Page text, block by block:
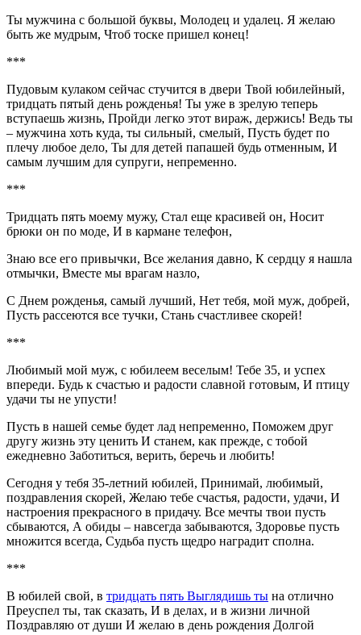
Ты мужчина с большой буквы, Молодец и удалец. Я желаю
быть же мудрым, Чтоб тоске пришел конец!
***
Пудовым кулаком сейчас стучится в двери Твой юбилейный,
тридцать пятый день рожденья! Ты уже в зрелую теперь
вступаешь жизнь, Пройди легко этот вираж, держись! Ведь ты
– мужчина хоть куда, ты сильный, смелый, Пусть будет по
плечу любое дело, Ты для детей папашей будь отменным, И
самым лучшим для супруги, непременно.
***
Тридцать пять моему мужу, Стал еще красивей он, Носит
брюки он по моде, И в кармане телефон,
Знаю все его привычки, Все желания давно, К сердцу я нашла
отмычки, Вместе мы врагам назло,
С Днем рожденья, самый лучший, Нет тебя, мой муж, добрей,
Пусть рассеются все тучки, Стань счастливее скорей!
***
Любимый мой муж, с юбилеем веселым! Тебе 35, и успех
впереди. Будь к счастью и радости славной готовым, И птицу
удачи ты не упусти!
Пусть в нашей семье будет лад непременно, Поможем друг
другу жизнь эту ценить И станем, как прежде, с тобой
ежедневно Заботиться, верить, беречь и любить!
Сегодня у тебя 35-летний юбилей, Принимай, любимый,
поздравления скорей, Желаю тебе счастья, радости, удачи, И
настроения прекрасного в придачу. Все мечты твои пусть
сбываются, А обиды – навсегда забываются, Здоровье пусть
множится всегда, Судьба пусть щедро наградит сполна.
***
В юбилей свой, в тридцать пять Выглядишь ты на отлично
Преуспел ты, так сказать, И в делах, и в жизни личной
Поздравляю от души И желаю в день рождения Долгой